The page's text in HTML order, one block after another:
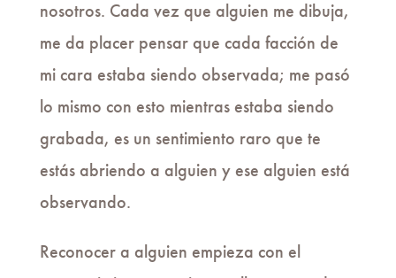
nosotros. Cada vez que alguien me dibuja,
me da placer pensar que cada facción de
mi cara estaba siendo observada; me pasó
lo mismo con esto mientras estaba siendo
grabada, es un sentimiento raro que te
estás abriendo a alguien y ese alguien está
observando.
Reconocer a alguien empieza con el